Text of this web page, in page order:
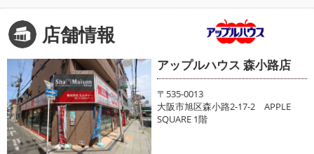
店舗情報
アップルハウス 森小路店
〒535-0013
大阪市旭区森小路2-17-2 APPLE
SQUARE 1階